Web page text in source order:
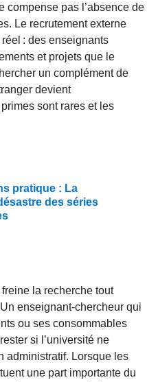
compense pas l’absence de
Le recrutement externe
: des enseignants
et projets que le
un complément de
devient
sont rares et les
pratique : La
des séries
freine la recherche tout
enseignant-chercheur qui
ou ses consommables
si l’université ne
administratif. Lorsque les
une part importante du